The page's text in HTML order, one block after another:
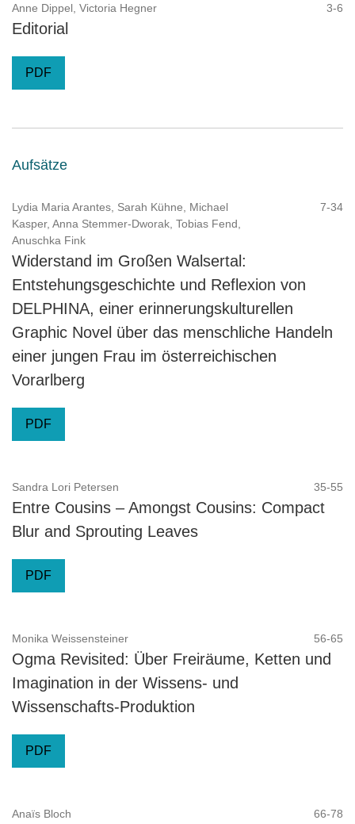
Anne Dippel, Victoria Hegner 3-6
Editorial
PDF
Aufsätze
Lydia Maria Arantes, Sarah Kühne, Michael
Kasper, Anna Stemmer-Dworak, Tobias Fend,
Anuschka Fink
7-34
Widerstand im Großen Walsertal:
Entstehungsgeschichte und Reflexion von
DELPHINA, einer erinnerungskulturellen
Graphic Novel über das menschliche Handeln
einer jungen Frau im österreichischen
Vorarlberg
PDF
Sandra Lori Petersen 35-55
Entre Cousins – Amongst Cousins: Compact
Blur and Sprouting Leaves
PDF
Monika Weissensteiner 56-65
Ogma Revisited: Über Freiräume, Ketten und
Imagination in der Wissens- und
Wissenschafts-Produktion
PDF
Anaïs Bloch 66-78